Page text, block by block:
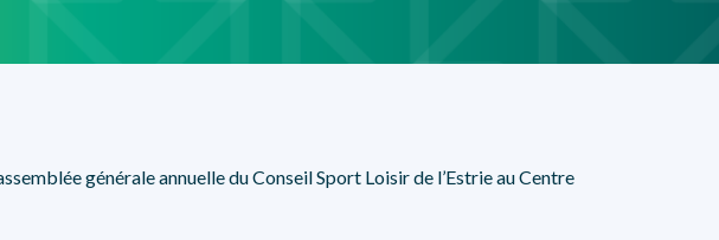
ET ÉTHIQUE NOS PARTENAIRES
générale annuelle du Conseil Sport Loisir de l’Estrie au Centre